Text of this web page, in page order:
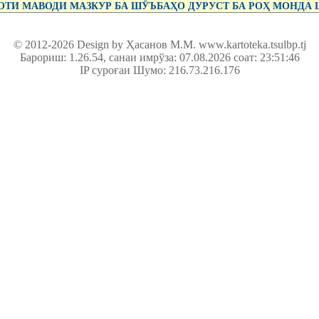
МАВОДИ МАЗКУР БА ШӮЪБАҲО ДУРУСТ БА РОҲ МОНДА
© 2012-2026 Design by Ҳасанов М.М. www.kartoteka.tsulbp.tj
Барориш: 1.26.54, санаи имрўза: 07.08.2026 соат: 23:51:46
IP суроғаи Шумо: 216.73.216.176